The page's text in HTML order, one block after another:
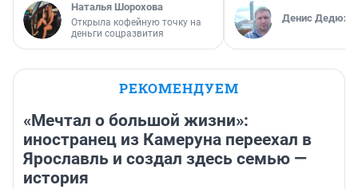
Наталья Шорохова
Открыла кофейную точку на
деньги соцразвития
Денис
РЕКОМЕНДУЕМ
«Мечтал о большой жизни»:
иностранец из Камеруна переехал в
Ярославль и создал здесь семью —
история